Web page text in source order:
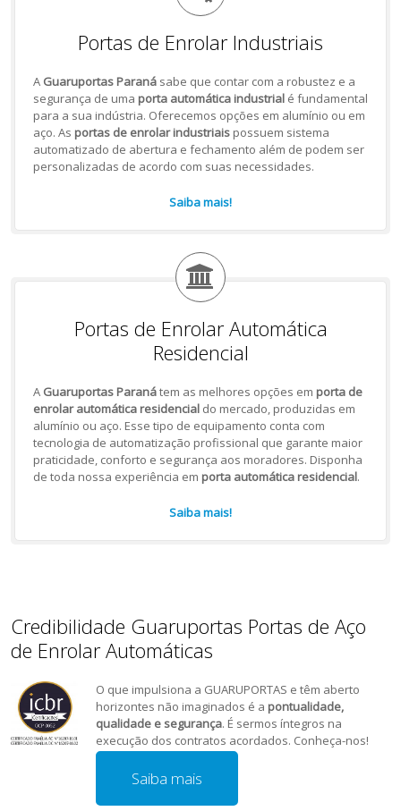
Portas de Enrolar Industriais
A Guaruportas Paranásabe que contar com a robustez e a
segurança de uma porta automática industrialé fundamental
para a sua indústria. Oferecemos opções em alumínio ou em
aço. As portas de enrolar industriaispossuem sistema
automatizado de abertura e fechamento além de podem ser
personalizadas de acordo com suas necessidades.
Saiba mais!
Portas de Enrolar Automática
Residencial
A Guaruportas Paranátem as melhores opções em porta de
enrolar automática residencialdo mercado, produzidas em
alumínio ou aço. Esse tipo de equipamento conta com
tecnologia de automatização profissional que garante maior
praticidade, conforto e segurança aos moradores. Disponha
de toda nossa experiência em porta automática residencial.
Saiba mais!
Credibilidade Guaruportas Portas de Aço
de Enrolar Automáticas
O que impulsiona a GUARUPORTAS e têm aberto
horizontes não imaginados é a pontualidade,
qualidade e segurança. É sermos íntegros na
execução dos contratos acordados. Conheça-nos!
Saiba mais